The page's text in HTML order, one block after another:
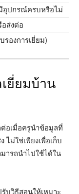
อุปกรณ์ครบหรือไม่
อส่งต่อ
รองการเยี่ยม)
ยี่ยมบ้าน
อเมื่อครูนำข้อมูลที่
ม่ใช่เพียงเพื่อเก็บ
ารถนำไปใช้ได้ใน
บวิธีสอนให้เหมาะ